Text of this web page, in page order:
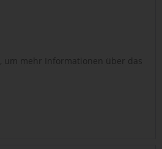
, um mehr Informationen über das